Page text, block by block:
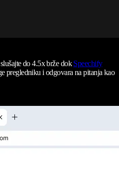
do 4.5x brže dokSpeechify
pregledniku i odgovara na pitanja kao